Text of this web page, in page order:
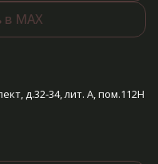
MAX
д.32-34, лит. А, пом.112Н